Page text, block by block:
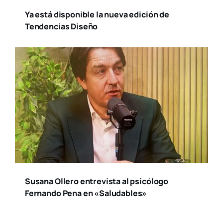
Ya está disponible la nueva edición de
Tendencias Diseño
Susana Ollero entrevista al psicólogo
Fernando Pena en «Saludables»